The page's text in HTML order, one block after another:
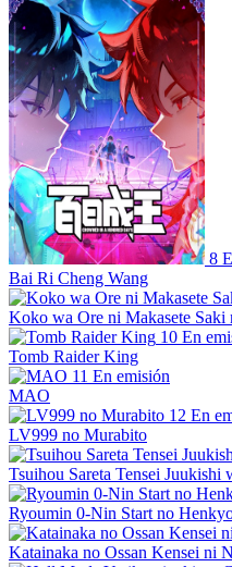
8
Bai Ri Cheng Wang
Koko wa Ore ni Makasete Saki
10 En
Tomb Raider King
11 En emisión
MAO
12 En
LV999 no Murabito
Tsuihou Sareta Tensei
Ryoumin 0-Nin Start no
Katainaka no Ossan Kensei ni